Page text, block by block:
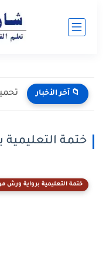
📁 آخر الأخبار
ختمة
ختمة التعليمية برواية ورش من